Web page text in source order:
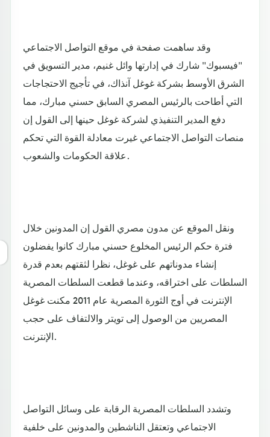
وقد ساهمت صفحة في موقع التواصل الاجتماعي
"فيسبوك" شارك في إدارتها وائل غنيم، مدير التسويق في
الشرق الأوسط بشركة غوغل آنذاك، في تأجيج الاحتجاجات
التي أطاحت بالرئيس المصري السابق حسني مبارك، مما
دفع المدير التنفيذي لشركة غوغل حينها إلى القول إن
منصات التواصل الاجتماعي غيرت معادلة القوة التي تحكم
علاقة الحكومات والشعوب.
ونقل الموقع عن مدون مصري القول إن المدونين خلال
فترة حكم الرئيس المخلوع حسني مبارك كانوا يفضلون
إنشاء مدوناتهم على غوغل، نظرا لثقتهم بعدم قدرة
السلطات على اختراقه، وعندما قطعت السلطات المصرية
الإنترنت في أوج الثورة المصرية عام 2011 مكنت غوغل
المصريين من الوصول إلى تويتر والالتفاف على حجب
الإنترنت.
وتشدد السلطات المصرية الرقابة على وسائل التواصل
الاجتماعي وتعتقل الناشطين والمدونين على خلفية